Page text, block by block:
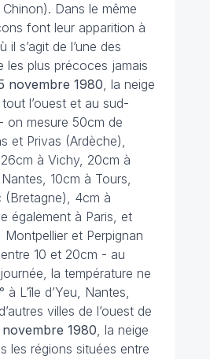
Dans le même
font leur apparition à
il s’agit de l’une des
les plus précoces jamais
novembre 1980, la neige
l’ouest et au sud-
on mesure 50cm de
et Privas (Ardèche),
à Vichy, 20cm à
10cm à Tours,
(Bretagne), 4cm à
également à Paris, et
et Perpignan
10 et 20cm - au
la température ne
à L’île d’Yeu, Nantes,
villes de l’ouest de
1980, la neige
les régions situées entre